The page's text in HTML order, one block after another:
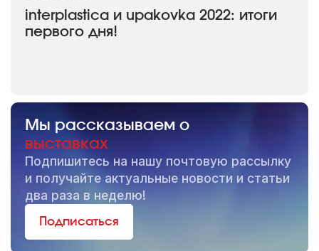
interplastica и upakovka 2022: итоги
первого дня!
Мы рассказываем о
выставках
Подпишитесь на нашу почтовую рассылку
и получайте актуальные новости и статьи
два раза в неделю!
Подписаться